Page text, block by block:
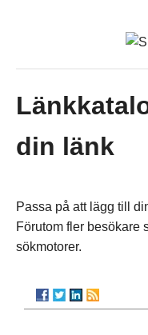
din länk
Passa på att lägg till
Förutom fler besökare
sökmotorer.